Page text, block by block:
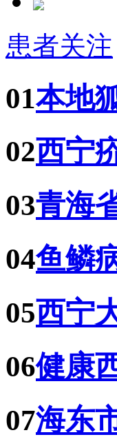
患者关注
01本地
02西宁
03青海
04鱼鳞
05西宁
06健康
07海东